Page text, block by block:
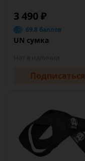
3 490 ₽
69.8 баллов
UN сумка
Подписаться